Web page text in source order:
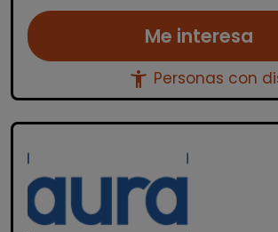
Me interesa
accessibility_new Personas con